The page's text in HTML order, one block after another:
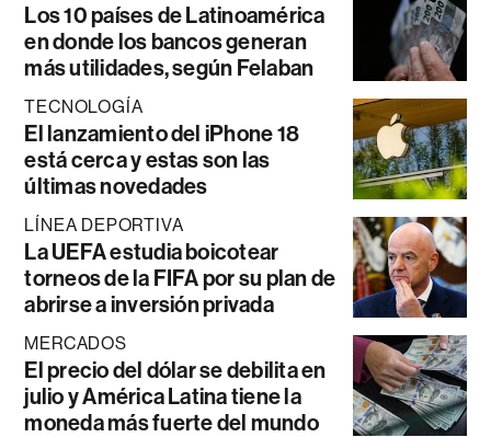
Los 10 países de Latinoamérica
en donde los bancos generan
más utilidades, según Felaban
TECNOLOGÍA
El lanzamiento del iPhone 18
está cerca y estas son las
últimas novedades
LÍNEA DEPORTIVA
La UEFA estudia boicotear
torneos de la FIFA por su plan de
abrirse a inversión privada
MERCADOS
El precio del dólar se debilita en
julio y América Latina tiene la
moneda más fuerte del mundo